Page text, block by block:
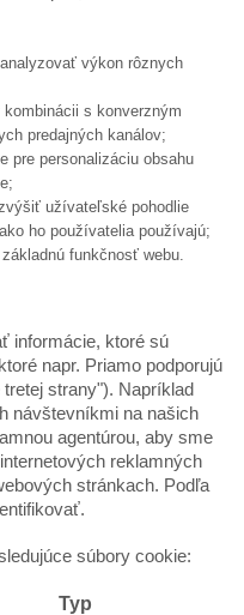
analyzovať výkon rôznych
s konverzným
predajných kanálov;
pre personalizáciu obsahu
užívateľské pohodlie
ho používatelia používajú;
funkčnosť webu.
informácie, ktoré sú
napr. Priamo podporujú
strany"). Napríklad
návštevníkmi na našich
agentúrou, aby sme
reklamných
stránkach. Podľa
súbory cookie:
Typ